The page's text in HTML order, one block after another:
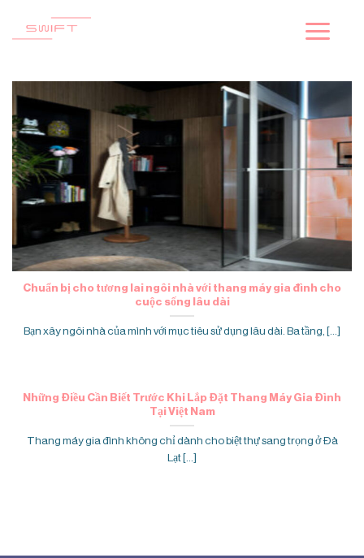
Chuẩn bị cho tương lai ngôi nhà với thang máy gia đình cho
cuộc sống lâu dài
Bạn xây ngôi nhà của mình với mục tiêu sử dụng lâu dài. Ba tầng, [...]
Những Điều Cần Biết Trước Khi Lắp Đặt Thang Máy Gia Đình
Tại Việt Nam
Thang máy gia đình không chỉ dành cho biệt thự sang trọng ở Đà
Lạt [...]